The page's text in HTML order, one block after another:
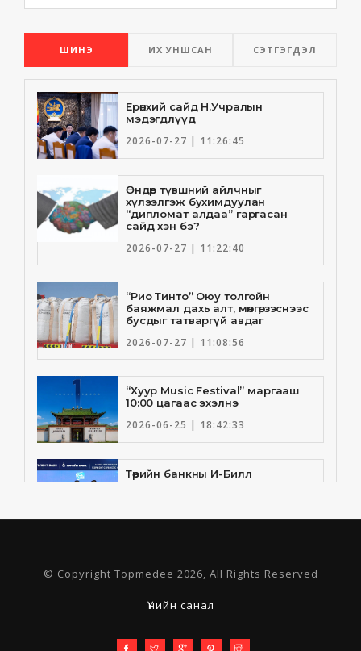
ШИНЭ ИХ УНШСАН СЭТГЭГДЭЛ
Ерөнхий сайд Н.Учралын
мэдэгдлүүд
2026-07-27 | 11:26:45
Өндөр түвшний айлчныг
хүлээлгэж бухимдуулан
“дипломат алдаа” гаргасан
сайд хэн бэ?
2026-07-27 | 11:22:40
“Рио Тинто” Оюу толгойн
баяжмал дахь алт, мөнгө, зэснээс
бусдыг татваргүй авдаг
2026-07-27 | 11:08:56
“Хуур Music Festival” маргааш
10:00 цагаас эхэлнэ
2026-06-25 | 18:42:33
Төрийн банкны И-Билл
үйлчилгээнд Голомт банк
2026-06-25 | 9:33:55
Төрийн банк, Санхүү Эдийн
Засгийн Их Сургууль хамтын
шинэчлэн байгууллаа
© Copyright Topmedee 2026, All Rights Reserved
Үнийн санал